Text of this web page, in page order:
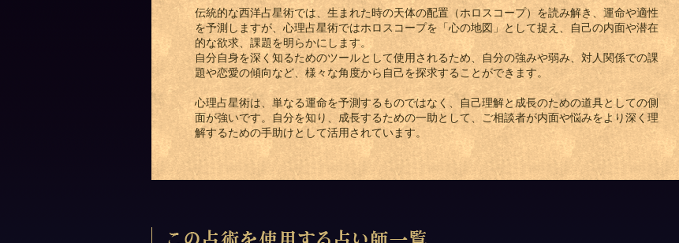
伝統的な西洋占星術では、生まれた時の天体の配置（ホロスコープ）を読み解き、運命や適性
を予測しますが、心理占星術ではホロスコープを「心の地図」として捉え、自己の内面や潜在
的な欲求、課題を明らかにします。
自分自身を深く知るためのツールとして使用されるため、自分の強みや弱み、対人関係での課
題や恋愛の傾向など、様々な角度から自己を探求することができます。
心理占星術は、単なる運命を予測するものではなく、自己理解と成長のための道具としての側
面が強いです。自分を知り、成長するための一助として、ご相談者が内面や悩みをより深く理
解するための手助けとして活用されています。